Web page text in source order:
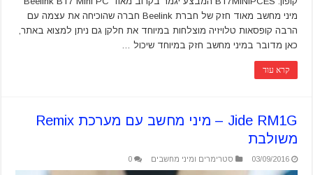
מיני מחשב מאוד חזק של חברת Beelink חברה שהוכיחה את עצמה עם
הרבה קופסאות טלויזיה מוצלחות במיוחד את חלקן גם ניתן למצוא באתר,
כאן מדובר במיני מחשב חזק במיוחד שיכול …
קרא עוד
Jide RM1G – מיני מחשב עם מערכת Remix
משולבת
03/09/2016 סטרימרים ומיני מחשבים 0